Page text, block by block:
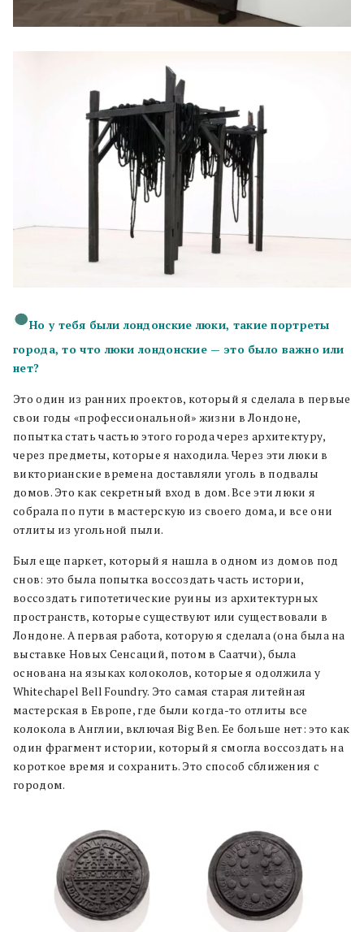
Но у тебя были лондонские люки, такие портреты
города, то что люки лондонские — это было важно или
нет?
Это один из ранних проектов, который я сделала в первые
свои годы «профессиональной» жизни в Лондоне,
попытка стать частью этого города через архитектуру,
через предметы, которые я находила. Через эти люки в
викторианские времена доставляли уголь в подвалы
домов. Это как секретный вход в дом. Все эти люки я
собрала по пути в мастерскую из своего дома, и все они
отлиты из угольной пыли.
Был еще паркет, который я нашла в одном из домов под
снов: это была попытка воссоздать часть истории,
воссоздать гипотетические руины из архитектурных
пространств, которые существуют или существовали в
Лондоне. А первая работа, которую я сделала (она была на
выставке Новых Сенсаций, потом в Саатчи), была
основана на языках колоколов, которые я одолжила у
Whitechapel Bell Foundry. Это самая старая литейная
мастерская в Европе, где были когда-то отлиты все
колокола в Англии, включая Big Ben. Ее больше нет: это как
один фрагмент истории, который я смогла воссоздать на
короткое время и сохранить. Это способ сближения с
городом.